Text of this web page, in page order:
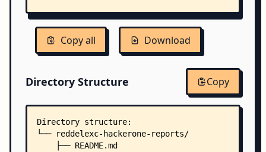
Copy all Download
Directory Structure Copy
Directory structure:
└── reddelexc-hackerone-reports/
    ├── README.md